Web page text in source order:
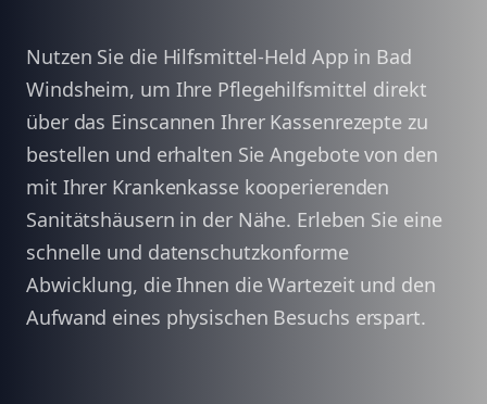
Nutzen Sie die Hilfsmittel-Held App in Bad
Windsheim, um Ihre Pflegehilfsmittel direkt
über das Einscannen Ihrer Kassenrezepte zu
bestellen und erhalten Sie Angebote von den
mit Ihrer Krankenkasse kooperierenden
Sanitätshäusern in der Nähe. Erleben Sie eine
schnelle und datenschutzkonforme
Abwicklung, die Ihnen die Wartezeit und den
Aufwand eines physischen Besuchs erspart.